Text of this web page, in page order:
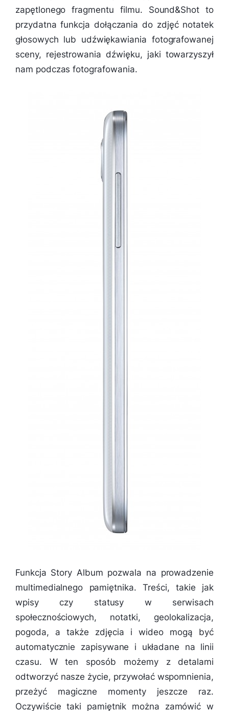
zapętlonego fragmentu filmu. Sound&Shot to
przydatna funkcja dołączania do zdjęć notatek
głosowych lub udźwiękawiania fotografowanej
sceny, rejestrowania dźwięku, jaki towarzyszył
nam podczas fotografowania.
Funkcja Story Album pozwala na prowadzenie
multimedialnego pamiętnika. Treści, takie jak
wpisy czy statusy w serwisach
społecznościowych, notatki, geolokalizacja,
pogoda, a także zdjęcia i wideo mogą być
automatycznie zapisywane i układane na linii
czasu. W ten sposób możemy z detalami
odtworzyć nasze życie, przywołać wspomnienia,
przeżyć magiczne momenty jeszcze raz.
Oczywiście taki pamiętnik można zamówić w